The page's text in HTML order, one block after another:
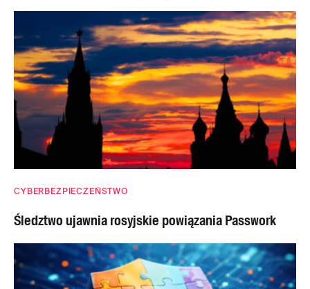
CYBERBEZPIECZEŃSTWO
Śledztwo ujawnia rosyjskie powiązania Passwork